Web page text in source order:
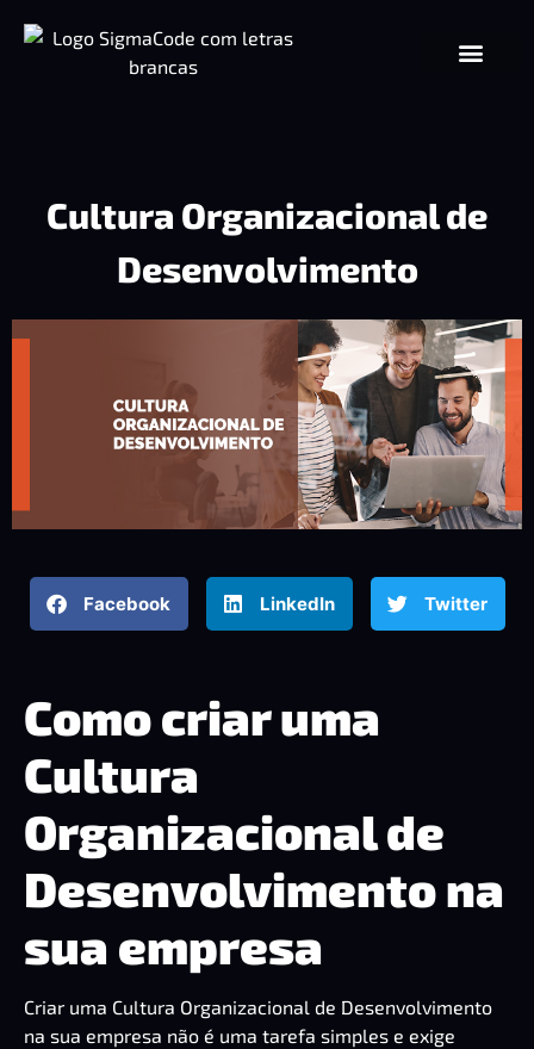
Cultura Organizacional de
Desenvolvimento
Facebook LinkedIn Twitter
Como criar uma
Cultura
Organizacional de
Desenvolvimento na
sua empresa
Criar uma Cultura Organizacional de Desenvolvimento
na sua empresa não é uma tarefa simples e exige